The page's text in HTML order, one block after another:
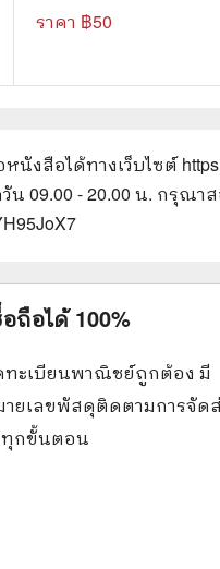
ราคา ฿50
นังสือได้ทางเว็บไซต์
น 09.00 - 20.00 น. กรุ
อถือได้ 100%
ทะเบียนพาณิชย์ถูกต้อง มี
ยเลขพัสดุติดตามการจัด
ทุกขั้นตอน